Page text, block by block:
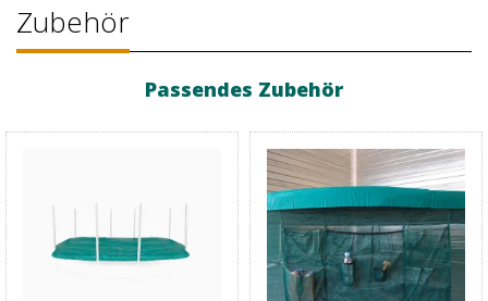
Zubehör
Passendes Zubehör